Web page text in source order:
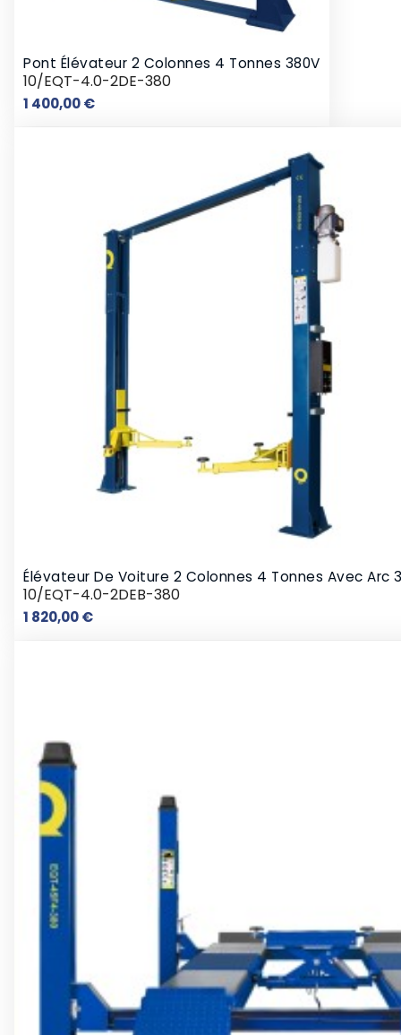
Pont Élévateur 2 Colonnes 4 Tonnes 380V
10/EQT-4.0-2DE-380
1 400,00 €Prix
Élévateur De Voiture 2 Colonnes 4 Tonnes Avec Arc
10/EQT-4.0-2DEB-380
1 820,00 €Prix